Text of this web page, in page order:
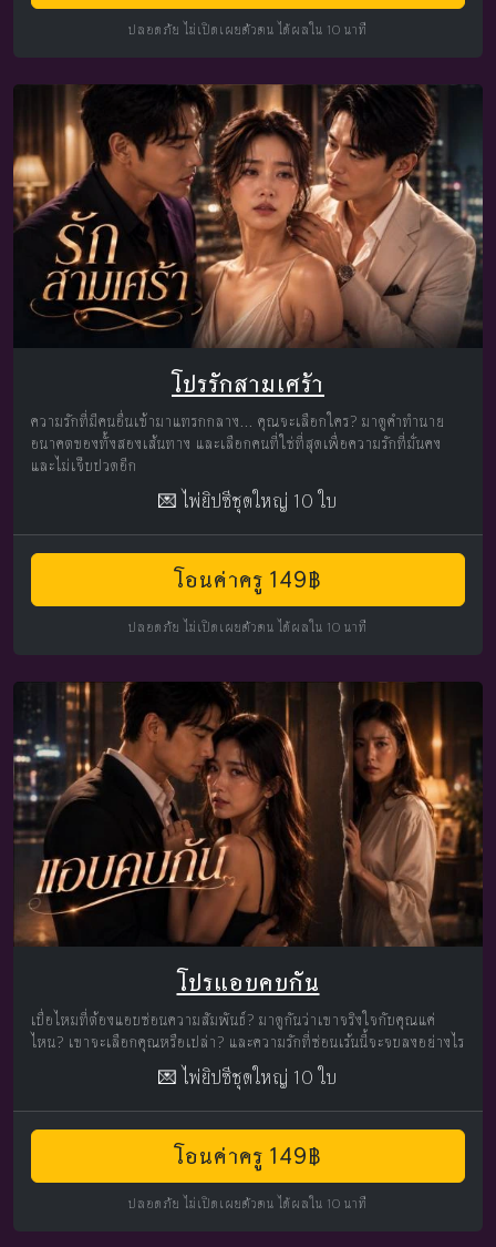
ปลอดภัย ไม่เปิดเผยตัวตน ได้ผลใน 10 นาที
โปรรักสามเศร้า
ความรักที่มีคนอื่นเข้ามาแทรกกลาง... คุณจะเลือกใคร? มาดูคำทำนาย
อนาคตของทั้งสองเส้นทาง และเลือกคนที่ใช่ที่สุดเพื่อความรักที่มั่นคง
และไม่เจ็บปวดอีก
💌 ไพ่ยิปซีชุดใหญ่ 10 ใบ
โอนค่าครู 149฿
ปลอดภัย ไม่เปิดเผยตัวตน ได้ผลใน 10 นาที
โปรแอบคบกัน
เบื่อไหมที่ต้องแอบซ่อนความสัมพันธ์? มาดูกันว่าเขาจริงใจกับคุณแค่
ไหน? เขาจะเลือกคุณหรือเปล่า? และความรักที่ซ่อนเร้นนี้จะจบลงอย่างไร
💌 ไพ่ยิปซีชุดใหญ่ 10 ใบ
โอนค่าครู 149฿
ปลอดภัย ไม่เปิดเผยตัวตน ได้ผลใน 10 นาที